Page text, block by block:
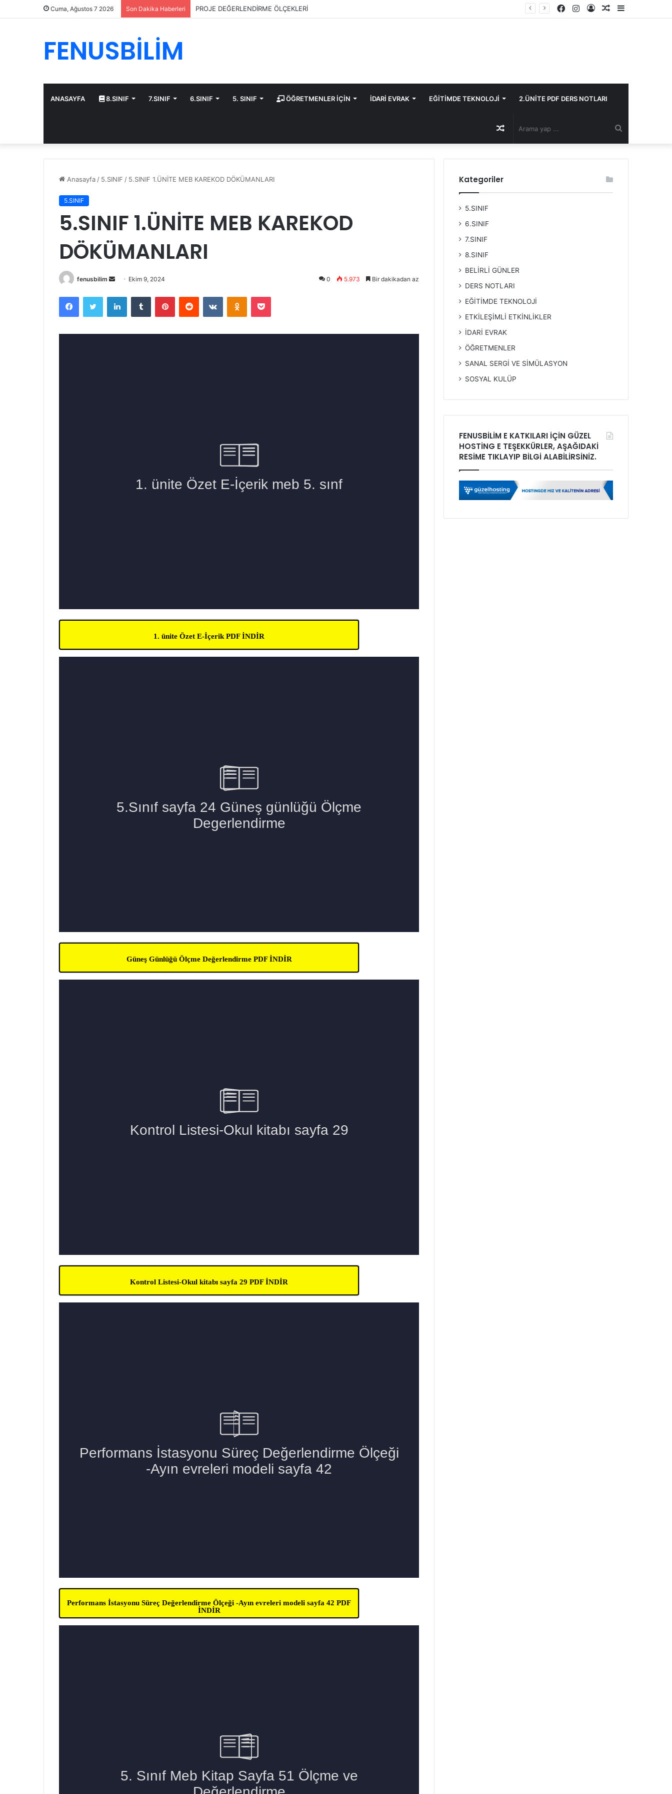
Cuma, Ağustos 7 2026 Son Dakika Haberleri PERFORMANS DEĞERLENDİRME ÖLÇEKLERİ
Kenar
Rastgele
Kayıt
Instagram
Facebook
FENUSBİLİM
ANASAYFA 8.SINIF 7.SINIF 6.SINIF 5. SINIF ÖĞRETMENLER İÇİN İDARİ EVRAK EĞİTİMDE TEKNOLOJİ 2.ÜNİTE PDF DERS NOTLARI
yap
Rastgele
Makale
Anasayfa / 5.SINIF / 5.SINIF 1.ÜNİTE MEB KAREKOD DÖKÜMANLARI
5.SINIF
5.SINIF 1.ÜNİTE MEB KAREKOD
DÖKÜMANLARI
fenusbilim
Bir
posta
göndermek
Ekim 9, 2024 0 5.973 Bir dakikadan az
FacebookTwitter LinkedInTumblr PinterestReddit VKontakteOdnoklassniki
Pocket
1. ünite Özet E-İçerik PDF İNDİR
Güneş Günlüğü Ölçme Değerlendirme PDF İNDİR
Kontrol Listesi-Okul kitabı sayfa 29 PDF İNDİR
Performans İstasyonu Süreç Değerlendirme Ölçeği -Ayın evreleri modeli sayfa 42 PDF
İNDİR
Kategoriler
5.SINIF
6.SINIF
7.SINIF
8.SINIF
BELİRLİ GÜNLER
DERS NOTLARI
EĞİTİMDE TEKNOLOJİ
ETKİLEŞİMLİ ETKİNLİKLER
İDARİ EVRAK
ÖĞRETMENLER
SANAL SERGİ VE SİMÜLASYON
SOSYAL KULÜP
FENUSBİLİM E KATKILARI İÇİN GÜZEL
HOSTİNG E TEŞEKKÜRLER, AŞAĞIDAKİ
RESİME TIKLAYIP BİLGİ ALABİLİRSİNİZ.